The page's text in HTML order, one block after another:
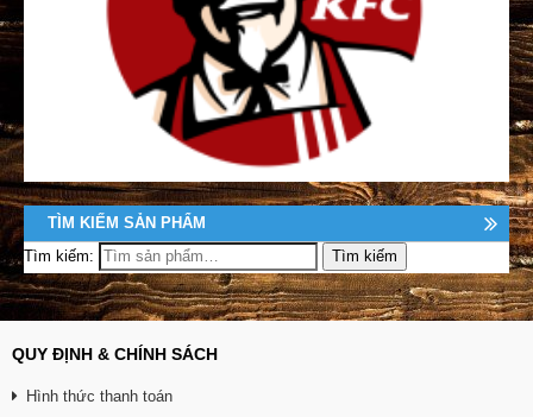
TÌM KIẾM SẢN PHẨM
Tìm kiếm:
QUY ĐỊNH & CHÍNH SÁCH
Hình thức thanh toán